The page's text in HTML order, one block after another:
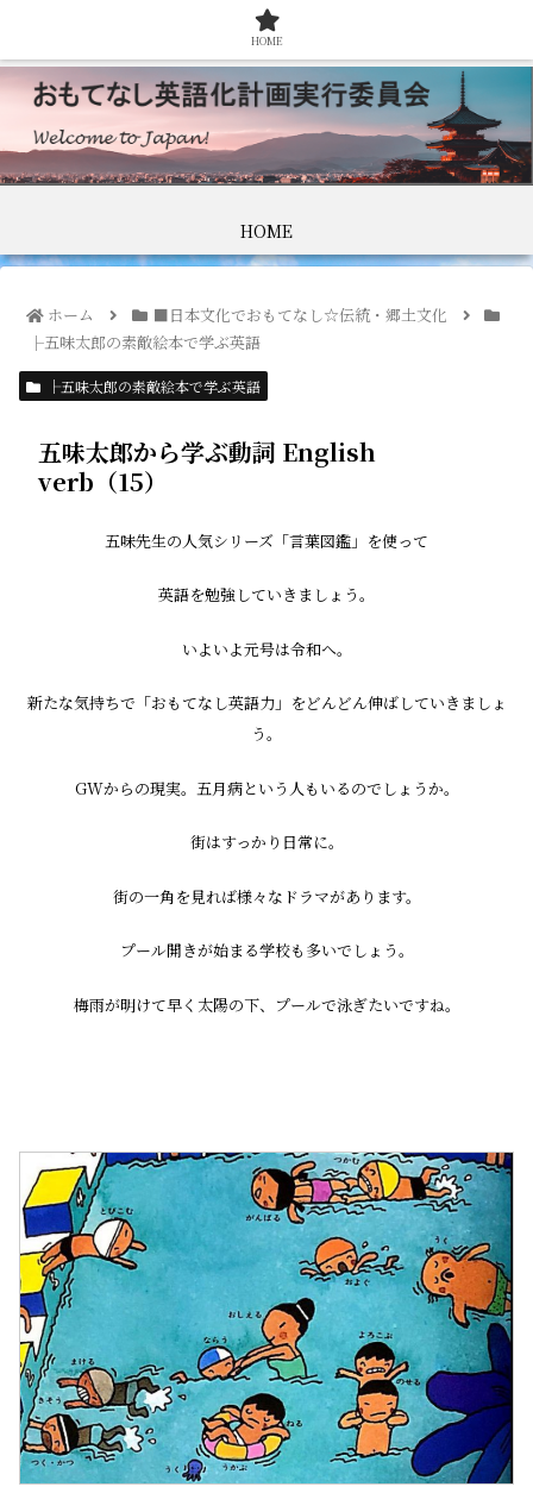
HOME
ホーム
■日本文化でおもてなし☆伝統・郷土文化
├五味太郎の素敵絵本で学ぶ英語
├五味太郎の素敵絵本で学ぶ英語
五味太郎から学ぶ動詞 English
verb（15）
五味先生の人気シリーズ「言葉図鑑」を使って
英語を勉強していきましょう。
いよいよ元号は令和へ。
新たな気持ちで「おもてなし英語力」をどんどん伸ばしていきましょ
う。
GWからの現実。五月病という人もいるのでしょうか。
街はすっかり日常に。
街の一角を見れば様々なドラマがあります。
プール開きが始まる学校も多いでしょう。
梅雨が明けて早く太陽の下、プールで泳ぎたいですね。
HOME